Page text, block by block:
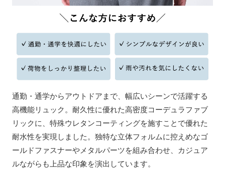
通勤・通学からアウトドアまで、幅広いシーンで活躍する
高機能リュック。耐久性に優れた高密度コーデュラファブ
リックに、特殊ウレタンコーティングを施すことで優れた
耐水性を実現しました。独特な立体フォルムに控えめなゴ
ールドファスナーやメタルパーツを組み合わせ、カジュア
ルながらも上品な印象を演出しています。